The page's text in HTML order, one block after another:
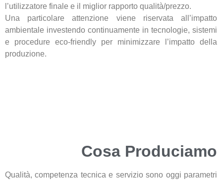
l’utilizzatore finale e il miglior rapporto qualità/prezzo.
Una particolare attenzione viene riservata all’impatto
ambientale investendo continuamente in tecnologie, sistemi
e procedure eco-friendly per minimizzare l’impatto della
produzione.
Cosa Produciamo
Qualità, competenza tecnica e servizio sono oggi parametri